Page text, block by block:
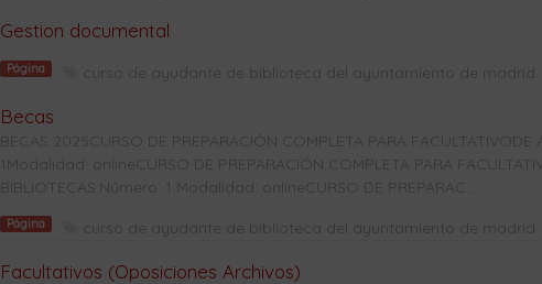
Gestion documental
Página curso de ayudante de biblioteca del ayuntamiento de madrid
Becas
BECAS 2025CURSO DE PREPARACIÓN COMPLETA PARA FACULTATIVODE
1Modalidad: onlineCURSO DE PREPARACIÓN COMPLETA PARA
BIBLIOTECAS:Número: 1 Modalidad: onlineCURSO DE PREPARAC...
Página curso de ayudante de biblioteca del ayuntamiento de madrid
Facultativos (Oposiciones Archivos)